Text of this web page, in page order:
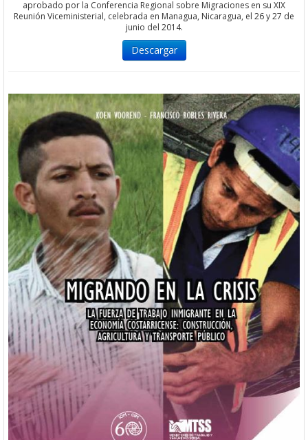
aprobado por la Conferencia Regional sobre Migraciones en su XIX
Reunión Viceministerial, celebrada en Managua, Nicaragua, el 26 y 27 de
junio del 2014.
Descargar